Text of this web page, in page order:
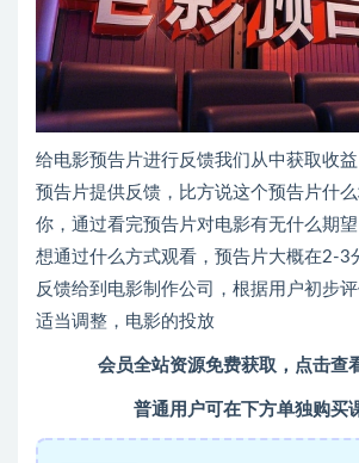
给电影预告片进行反馈我们从中获取收
预告片提供反馈，比方说这个预告片什么
你，通过看完预告片对电影有无什么期望
想通过什么方式观看，预告片大概在2-3
反馈给到电影制作公司，根据用户初步
适当调整，电影的投放
会员全站资源免费获取，点击查
普通用户可在下方单独购买